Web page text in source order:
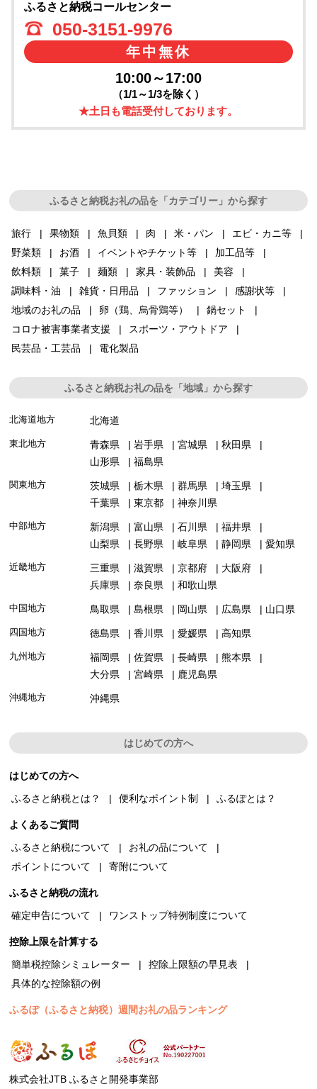
ふるさと納税コールセンター
050-3151-9976
年中無休
10:00～17:00
（1/1～1/3を除く）
★土日も電話受付しております。
ふるさと納税お礼の品を「カテゴリー」から探す
旅行 果物類 魚貝類 肉 米・パン
エビ・カニ等
野菜類
お酒 イベントやチケット等
加工品等
飲料類
菓子 麺類 家具・装飾品
美容
調味料・油
雑貨・日用品 ファッション
感謝状等
地域のお礼の品
卵（鶏、烏骨鶏等）
鍋セット
コロナ被害事業者支援
スポーツ・アウトドア
民芸品・工芸品
電化製品
ふるさと納税お礼の品を「地域」から探す
北海道地方 北海道
東北地方 青森県 岩手県 宮城県
秋田県
山形県
福島県
関東地方 茨城県 栃木県 群馬県
埼玉県
千葉県
東京都 神奈川県
中部地方 新潟県 富山県 石川県
福井県
山梨県
長野県 岐阜県 静岡県 愛知県
近畿地方 三重県 滋賀県 京都府
大阪府
兵庫県
奈良県 和歌山県
中国地方 鳥取県 島根県 岡山県 広島県 山口県
四国地方 徳島県 香川県 愛媛県 高知県
九州地方 福岡県 佐賀県 長崎県
熊本県
大分県
宮崎県 鹿児島県
沖縄地方 沖縄県
はじめての方へ
はじめての方へ
ふるさと納税とは？
便利なポイント制 ふるぽとは？
よくあるご質問
ふるさと納税について
お礼の品について
ポイントについて
寄附について
ふるさと納税の流れ
確定申告について
ワンストップ特例制度について
控除上限を計算する
簡単税控除シミュレーター
控除上限額の早見表
具体的な控除額の例
ふるぽ（ふるさと納税）週間お礼の品ランキング
株式会社JTB ふるさと開発事業部